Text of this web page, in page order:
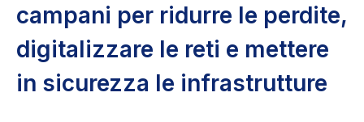
campani per ridurre le perdite,
digitalizzare le reti e mettere
in sicurezza le infrastrutture